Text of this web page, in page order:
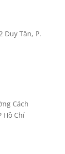
Duy Tân, P.
Cách
Hồ Chí